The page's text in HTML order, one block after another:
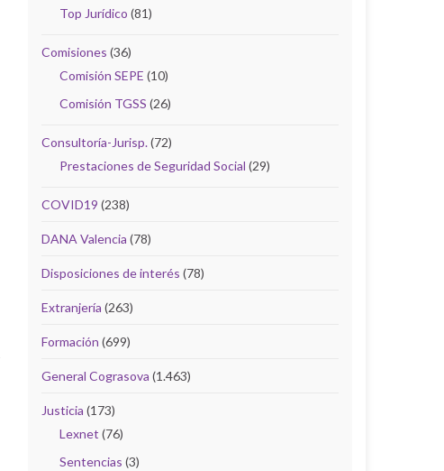
Top Jurídico (81)
Comisiones (36)
Comisión SEPE (10)
Comisión TGSS (26)
Consultoría-Jurisp.(72)
Prestaciones de Seguridad Social (29)
COVID19 (238)
DANA Valencia (78)
Disposiciones de interés (78)
Extranjería (263)
Formación (699)
General Cograsova (1.463)
Justicia (173)
Lexnet (76)
Sentencias (3)